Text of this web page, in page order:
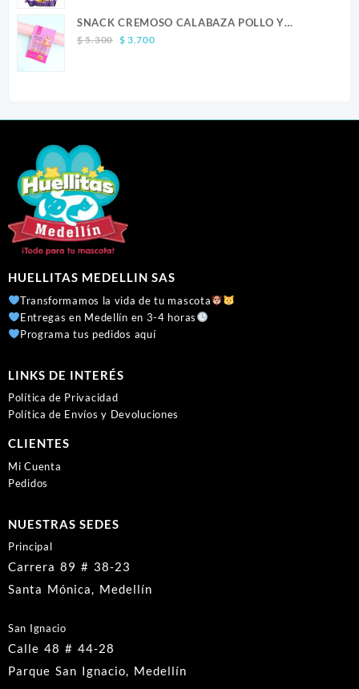
through
SNACK CREMOSO CALABAZA POLLO Y
SALMON CANINO X 5
$5.300
Original
$ 3.700Current
HUELLITAS MEDELLIN SAS
Transformamos la vida de tu mascota
Entregas en Medellín en 3-4 horas
Programa tus pedidos aquí
LINKS DE INTERÉS
Política de Privacidad
Política de Envíos y Devoluciones
CLIENTES
Mi Cuenta
Pedidos
NUESTRAS SEDES
Principal
Carrera 89 # 38-23
Santa Mónica, Medellín
San Ignacio
Calle 48 # 44-28
Parque San Ignacio, Medellín